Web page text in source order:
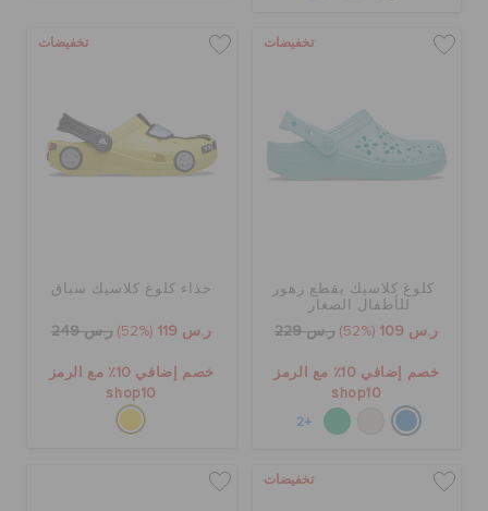
تخفيضات
كلوغ كلاسيك بقطع زهور
للأطفال الصغار
ر.س 109 (52%) ر.س 229
خصم إضافي 10٪ مع الرمز
shop10
+2
تخفيضات
حذاء كلوغ كلاسيك سباق
ر.س 119 (52%) ر.س 249
خصم إضافي 10٪ مع الرمز
shop10
تخفيضات